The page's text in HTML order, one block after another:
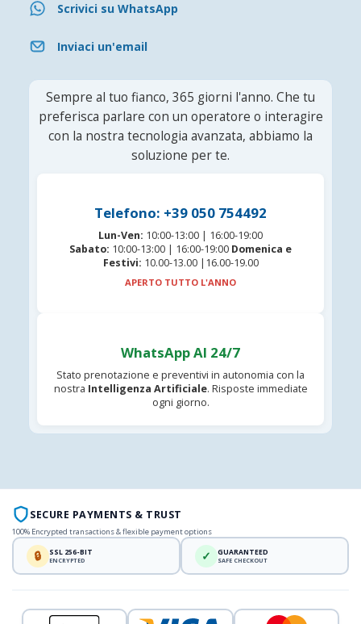
Scrivici su WhatsApp
Inviaci un'email
Sempre al tuo fianco, 365 giorni l'anno. Che tu
preferisca parlare con un operatore o interagire
con la nostra tecnologia avanzata, abbiamo la
soluzione per te.
Telefono: +39 050 754492
Lun-Ven: 10:00-13:00 | 16:00-19:00
Sabato: 10:00-13:00 | 16:00-19:00 Domenica e
Festivi: 10.00-13.00 |16.00-19.00
APERTO TUTTO L'ANNO
WhatsApp AI 24/7
Stato prenotazione e preventivi in autonomia con la
nostra Intelligenza Artificiale. Risposte immediate
ogni giorno.
SECURE PAYMENTS & TRUST
100% Encrypted transactions & flexible payment options
🔒 SSL 256-BIT
ENCRYPTED ✓ GUARANTEED
SAFE CHECKOUT